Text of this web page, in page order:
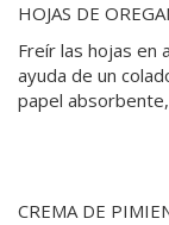
HOJAS DE
Freír las hojas en
ayuda de un
papel
CREMA DE